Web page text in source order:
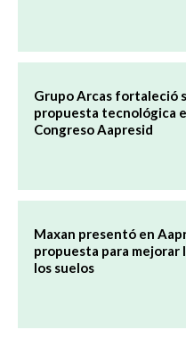
Grupo Arcas fortaleció
propuesta tecnológica
Congreso Aapresid
Maxan presentó en
propuesta para mejorar
los suelos